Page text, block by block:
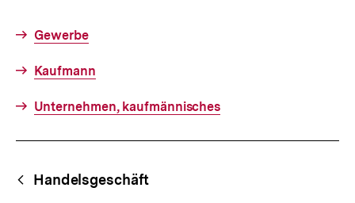
Gewerbe
Kaufmann
Unternehmen, kaufmännisches
Begriffsnavigation
Content-
Navigation
Handelsgeschäft